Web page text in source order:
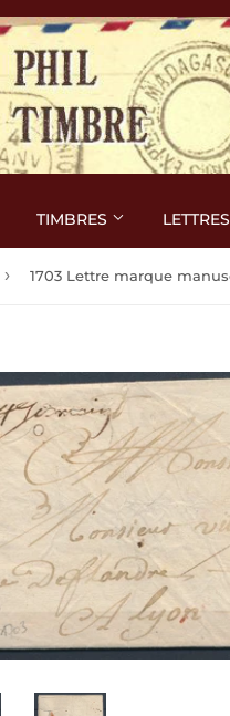
TIMBRES LETTRES
›